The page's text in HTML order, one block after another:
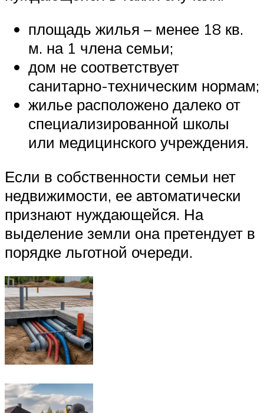
площадь жилья – менее 18 кв.
м. на 1 члена семьи;
дом не соответствует
санитарно-техническим нормам;
жилье расположено далеко от
специализированной школы
или медицинского учреждения.
Если в собственности семьи нет
недвижимости, ее автоматически
признают нуждающейся. На
выделение земли она претендует в
порядке льготной очереди.